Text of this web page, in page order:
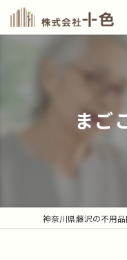
まご
神奈川県藤沢の不用